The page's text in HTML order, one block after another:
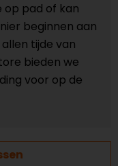
op pad of kan
beginnen aan
tijde van
bieden we
voor op de